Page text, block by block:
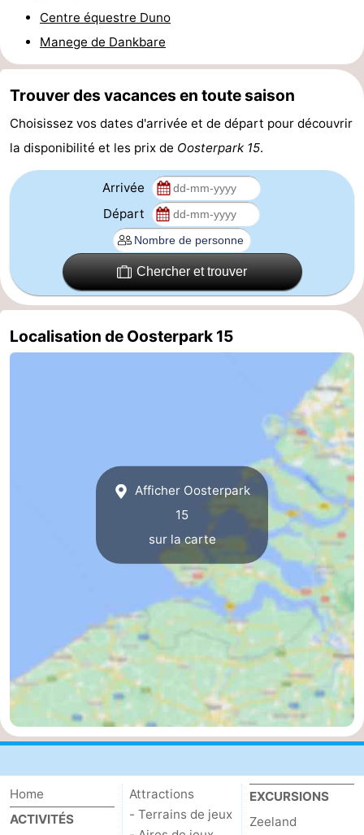
Stationnement
Adresses
Zeeland
Schouwen-
Duiveland
Bruinisse
-
Zierikzee
-
Nature
-
Mantelingen
Westkapelle
Zoutelande
-
Nature
bos
-
Vlissingen
-
Middelburg
Zeeuws-
Centre équestre Duno
Manege de Dankbare
Trouver des vacances en toute saison
Choisissez vos dates d'arrivée et de départ pour découvrir
la disponibilité et les prix de Oosterpark 15.
Arrivée
Départ
Chercher et trouver
Localisation de Oosterpark 15
Afficher Oosterpark
15
sur la carte
Home
ACTIVITÉS
Attractions
- Terrains de jeux
EXCURSIONS
Zeeland